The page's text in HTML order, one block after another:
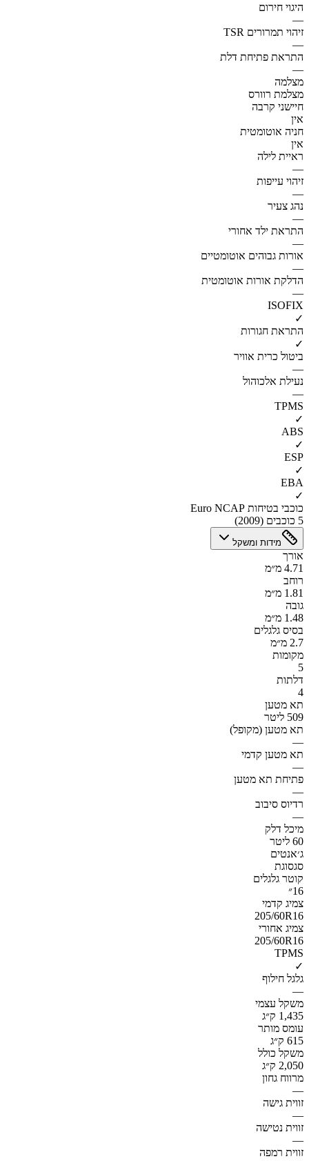
היגוי חירום
—
זיהוי תמרורים TSR
—
התראת פתיחת דלת
—
מצלמה
מצלמת רוורס
חיישני קרבה
אין
חניה אוטומטית
אין
ראיית לילה
—
זיהוי עייפות
—
נהג צעיר
—
התראת ילד אחורי
—
אורות גבוהים אוטומטיים
—
הדלקת אורות אוטומטית
—
ISOFIX
✓
התראת חגורות
✓
ביטול כרית אוויר
—
נעילת אלכוהול
—
TPMS
✓
ABS
✓
ESP
✓
EBA
✓
כוכבי בטיחות Euro NCAP
5 כוכבים (2009)
מידות ומשקל
אורך
4.71 מ״מ
רוחב
1.81 מ״מ
גובה
1.48 מ״מ
בסיס גלגלים
2.7 מ״מ
מקומות
5
דלתות
4
תא מטען
509 ליטר
תא מטען (מקופל)
—
תא מטען קדמי
—
פתיחת תא מטען
—
רדיוס סיבוב
—
מיכל דלק
60 ליטר
ג׳אנטים
סגסוגת
קוטר גלגלים
16״
צמיג קדמי
205/60R16
צמיג אחורי
205/60R16
TPMS
✓
גלגל חילוף
—
משקל עצמי
1,435 ק״ג
עומס מותר
615 ק״ג
משקל כולל
2,050 ק״ג
מרווח גחון
—
זווית גישה
—
זווית נטישה
—
זווית רמפה